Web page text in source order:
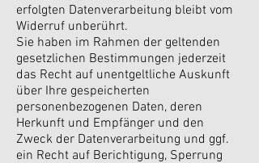
erfolgten Datenverarbeitung bleibt vom
Widerruf unberührt.
Sie haben im Rahmen der geltenden
gesetzlichen Bestimmungen jederzeit
das Recht auf unentgeltliche Auskunft
über Ihre gespeicherten
personenbezogenen Daten, deren
Herkunft und Empfänger und den
Zweck der Datenverarbeitung und ggf.
ein Recht auf Berichtigung, Sperrung